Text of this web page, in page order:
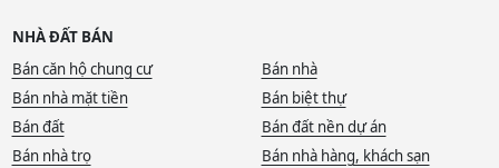
NHÀ ĐẤT BÁN
Bán căn hộ chung cư
Bán nhà
Bán nhà mặt tiền
Bán biệt thự
Bán đất
Bán đất nền dự án
Bán nhà trọ
Bán nhà hàng, khách sạn